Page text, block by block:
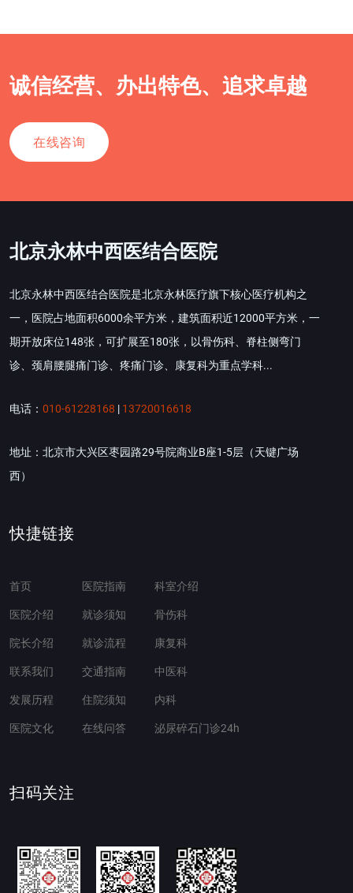
诚信经营、办出特色、追求卓越
在线咨询
北京永林中西医结合医院
北京永林中西医结合医院是北京永林医疗旗下核心医疗机构之
一，医院占地面积6000余平方米，建筑面积近12000平方米，一
期开放床位148张，可扩展至180张，以骨伤科、脊柱侧弯门
诊、颈肩腰腿痛门诊、疼痛门诊、康复科为重点学科...
电话： 010-61228168 | 13720016618
地址：北京市大兴区枣园路29号院商业B座1-5层（天键广场
西）
快捷链接
首页
医院介绍
院长介绍
联系我们
发展历程
医院文化
医院指南
就诊须知
就诊流程
交通指南
住院须知
在线问答
科室介绍
骨伤科
康复科
中医科
内科
泌尿碎石门诊24h
扫码关注